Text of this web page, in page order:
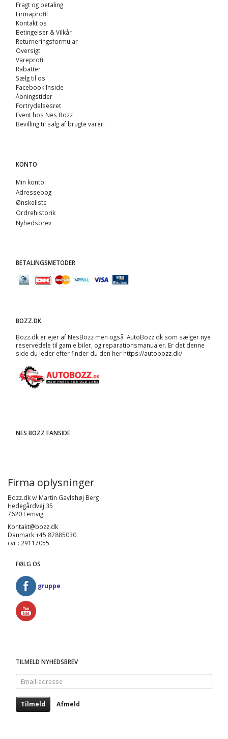
Fragt og betaling
Firmaprofil
Kontakt os
Betingelser & Vilkår
Returneringsformular
Oversigt
Vareprofil
Rabatter
Sælg til os
Facebook Inside
Åbningstider
Fortrydelsesret
Event hos Nes Bozz
Bevilling til salg af brugte varer.
KONTO
Min konto
Adressebog
Ønskeliste
Ordrehistorik
Nyhedsbrev
BETALINGSMETODER
BOZZ.DK
Bozz.dk er ejer af NesBozz men også AutoBozz.dk som sælger nye
reservedele til gamle biler, og reparationsmanualer. Er det denne
side du leder efter finder du den her https://autobozz.dk/
NES BOZZ FANSIDE
Firma oplysninger
Bozz.dk v/ Martin Gavlshøj Berg
Hedegårdvej 35
7620 Lemvig
Kontakt@bozz.dk
Danmark +45 87885030
cvr : 29117055
FØLG OS
gruppe
TILMELD NYHEDSBREV
Email-
adresse
Tilmeld Afmeld